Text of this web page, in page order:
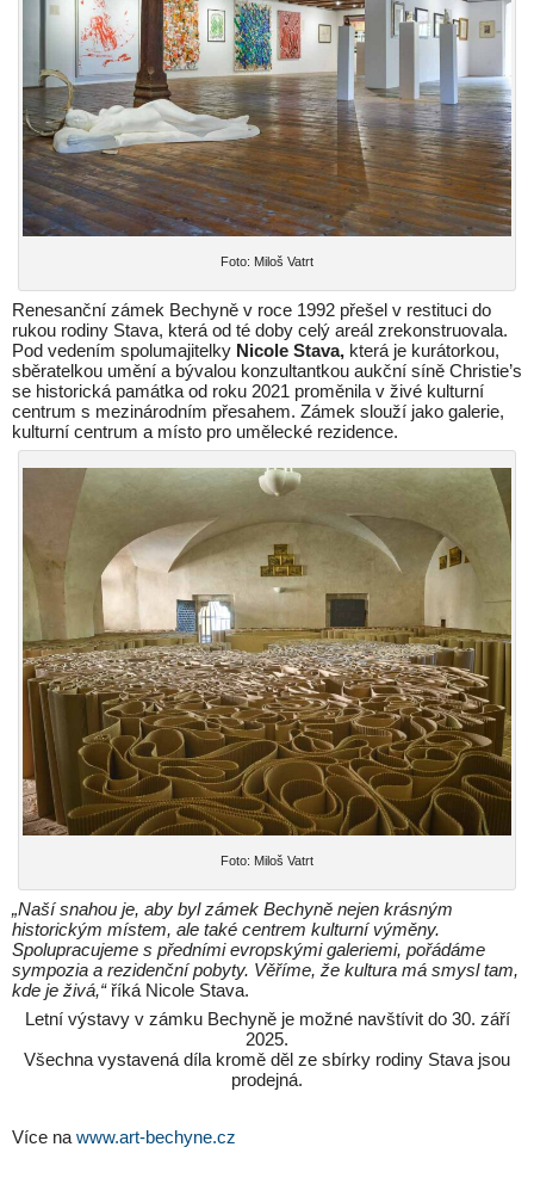
Foto: Miloš Vatrt
Renesanční zámek Bechyně v roce 1992 přešel v restituci do
rukou rodiny Stava, která od té doby celý areál zrekonstruovala.
Pod vedením spolumajitelky Nicole Stava, která je kurátorkou,
sběratelkou umění a bývalou konzultantkou aukční síně Christie’s
se historická památka od roku 2021 proměnila v živé kulturní
centrum s mezinárodním přesahem. Zámek slouží jako galerie,
kulturní centrum a místo pro umělecké rezidence.
Foto: Miloš Vatrt
„Naší snahou je, aby byl zámek Bechyně nejen krásným
historickým místem, ale také centrem kulturní výměny.
Spolupracujeme s předními evropskými galeriemi, pořádáme
sympozia a rezidenční pobyty. Věříme, že kultura má smysl tam,
kde je živá,“říká Nicole Stava.
Letní výstavy v zámku Bechyně je možné navštívit do 30. září
2025.
Všechna vystavená díla kromě děl ze sbírky rodiny Stava jsou
prodejná.
Více na www.art-bechyne.cz